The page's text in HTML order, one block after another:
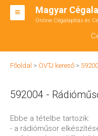
Magyar
Online Cégalapítás és
BT ALAPÍTÁS
CÉGMÓDOSÍTÁS
ÁTALAKULÁS
Főoldal > ÖVTJ kereső >
592004 -
Ebbe a tételbe tartozik:
- a rádióműsor